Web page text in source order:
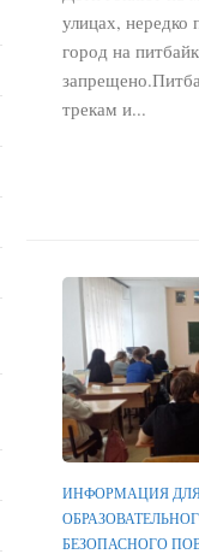
улицах, нередко
город на
трекам и...
ИНФОРМАЦИЯ
БЕЗОПАСНОГО